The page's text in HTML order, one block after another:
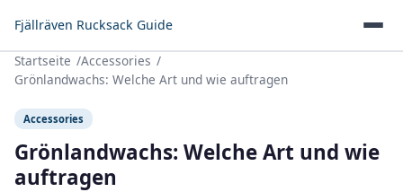
Fjällräven Rucksack Guide
Startseite
Accessories
Grönlandwachs: Welche Art und wie auftragen
Accessories
Grönlandwachs: Welche Art und wie
auftragen